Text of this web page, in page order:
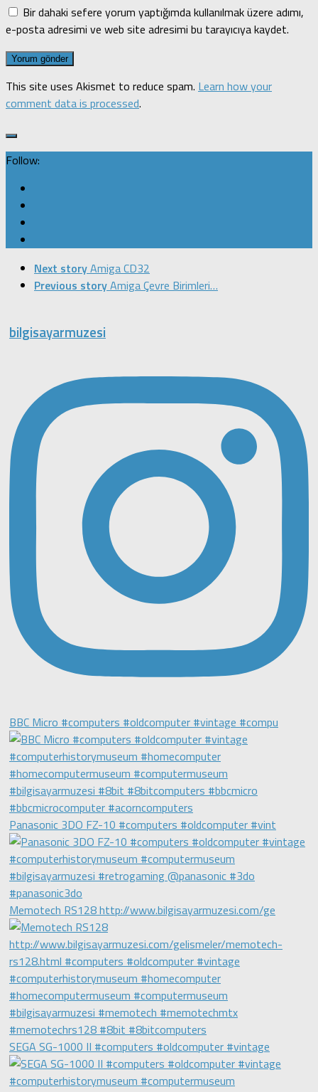
Bir dahaki sefere yorum yaptığımda kullanılmak üzere adımı,
e-posta adresimi ve web site adresimi bu tarayıcıya kaydet.
This site uses Akismet to reduce spam. Learn how your
comment data is processed.
Follow:
Next storyAmiga CD32
Previous storyAmiga Çevre Birimleri…
bilgisayarmuzesi
BBC Micro #computers #oldcomputer #vintage #compu
Panasonic 3DO FZ-10 #computers #oldcomputer #vint
Memotech RS128 http://www.bilgisayarmuzesi.com/ge
SEGA SG-1000 II #computers #oldcomputer #vintage